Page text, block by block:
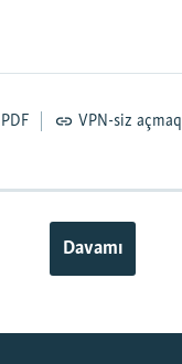
PDF VPN-siz açmaq
Davamı